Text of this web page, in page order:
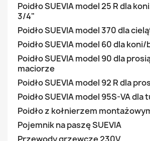
Poidło SUEVIA model 25 R dla
3/4"
Poidło SUEVIA model 370 dla
Poidło SUEVIA model 60 dla koni/
Poidło SUEVIA model 90 dla
maciorze
Poidło SUEVIA model 92 R dla
Poidło SUEVIA model 95S-VA dla
Poidło z kołnierzem
Pojemnik na paszę SUEVIA